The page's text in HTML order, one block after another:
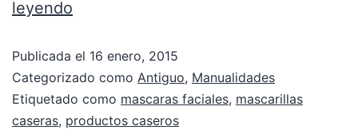
leyendo
Publicada el 16 enero, 2015
Categorizado como Antiguo, Manualidades
Etiquetado como mascaras faciales, mascarillas
caseras, productos caseros